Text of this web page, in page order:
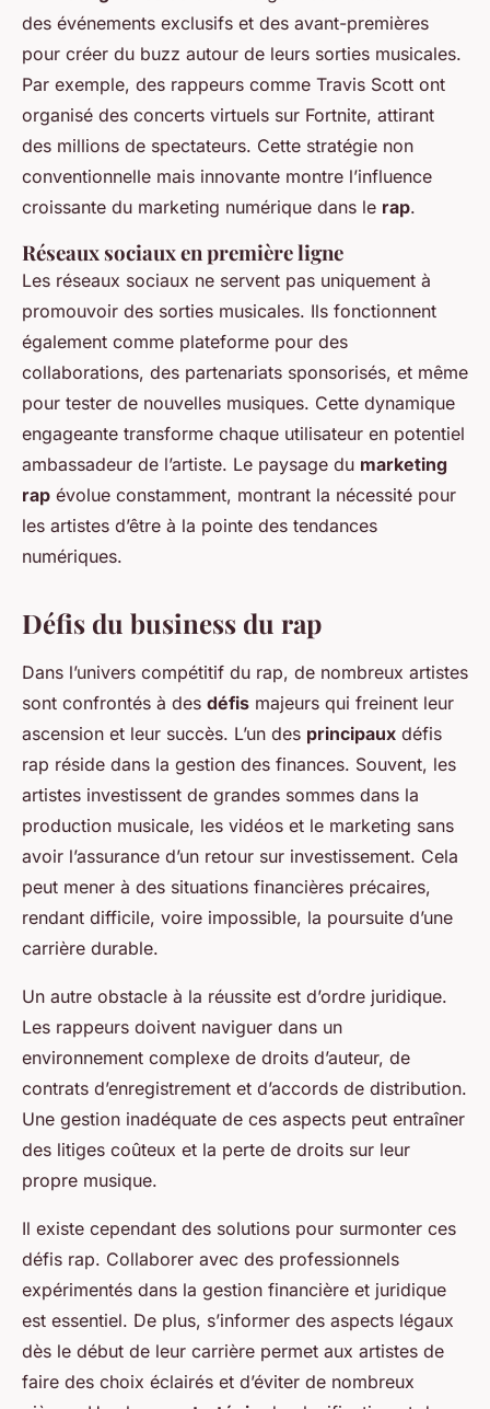
des événements exclusifs et des avant-premières
pour créer du buzz autour de leurs sorties musicales.
Par exemple, des rappeurs comme Travis Scott ont
organisé des concerts virtuels sur Fortnite, attirant
des millions de spectateurs. Cette stratégie non
conventionnelle mais innovante montre l’influence
croissante du marketing numérique dans le rap.
Réseaux sociaux en première ligne
Les réseaux sociaux ne servent pas uniquement à
promouvoir des sorties musicales. Ils fonctionnent
également comme plateforme pour des
collaborations, des partenariats sponsorisés, et même
pour tester de nouvelles musiques. Cette dynamique
engageante transforme chaque utilisateur en potentiel
ambassadeur de l’artiste. Le paysage du marketing
rap évolue constamment, montrant la nécessité pour
les artistes d’être à la pointe des tendances
numériques.
Défis du business du rap
Dans l’univers compétitif du rap, de nombreux artistes
sont confrontés à des défis majeurs qui freinent leur
ascension et leur succès. L’un des principaux défis
rap réside dans la gestion des finances. Souvent, les
artistes investissent de grandes sommes dans la
production musicale, les vidéos et le marketing sans
avoir l’assurance d’un retour sur investissement. Cela
peut mener à des situations financières précaires,
rendant difficile, voire impossible, la poursuite d’une
carrière durable.
Un autre obstacle à la réussite est d’ordre juridique.
Les rappeurs doivent naviguer dans un
environnement complexe de droits d’auteur, de
contrats d’enregistrement et d’accords de distribution.
Une gestion inadéquate de ces aspects peut entraîner
des litiges coûteux et la perte de droits sur leur
propre musique.
Il existe cependant des solutions pour surmonter ces
défis rap. Collaborer avec des professionnels
expérimentés dans la gestion financière et juridique
est essentiel. De plus, s’informer des aspects légaux
dès le début de leur carrière permet aux artistes de
faire des choix éclairés et d’éviter de nombreux